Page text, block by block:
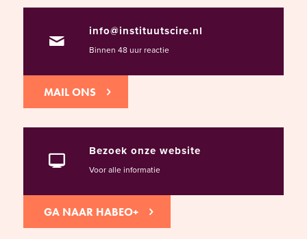
info@instituutscire.nl
Binnen 48 uur reactie
MAIL ONS
Bezoek onze website
Voor alle informatie
GA NAAR HABEO+